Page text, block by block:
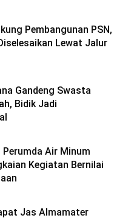
Pembangunan PSN,
Lewat Jalur
Gandeng Swasta
Bidik Jadi
Air Minum
Kegiatan Bernilai
Jas Almamater